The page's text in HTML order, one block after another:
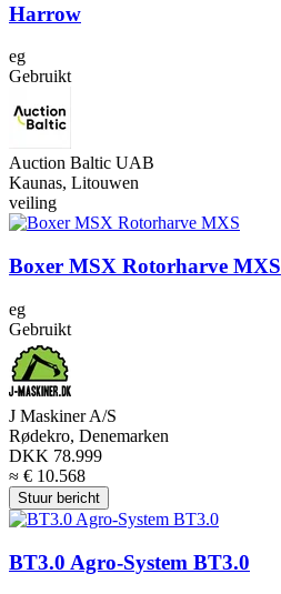
Harrow
eg
Gebruikt
Auction Baltic UAB
Kaunas, Litouwen
veiling
Boxer MSX Rotorharve MXS
eg
Gebruikt
J Maskiner A/S
Rødekro, Denemarken
DKK 78.999
≈ € 10.568
Stuur bericht
BT3.0 Agro-System BT3.0